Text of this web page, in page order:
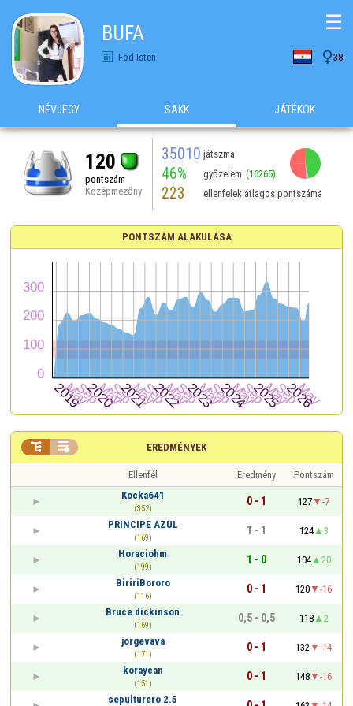
BUFA
Fod-Isten 38
☰
NÉVJEGY SAKK JÁTÉKOK
120
pontszám
Középmezőny
35010 játszma
46% győzelem (16265)
223 ellenfelek átlagos pontszáma
PONTSZÁM ALAKULÁSA
EREDMÉNYEK
 
Ellenfél Eredmény
Pontszám
Kocka641
(352)
0 - 1 127
-7
PRINCIPE AZUL
(169)
1 - 1 124
3
Horaciohm
(199)
1 - 0 104
20
BiririBororo
(116)
0 - 1 120
-16
Bruce dickinson
(169)
0,5 - 0,5 118
2
jorgevava
(171)
0 - 1 132
-14
koraycan
(151)
0 - 1 148
-16
sepulturero 2.5